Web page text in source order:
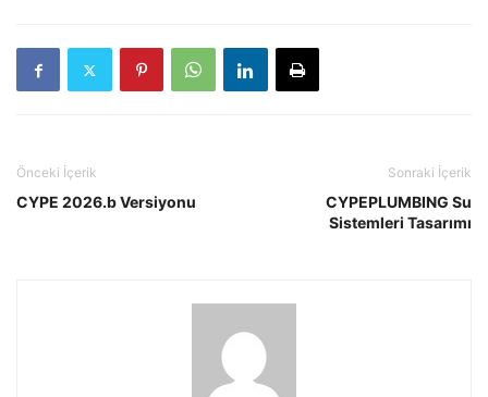
Önceki İçerik
CYPE 2026.b Versiyonu
Sonraki İçerik
CYPEPLUMBING Su
Sistemleri Tasarımı